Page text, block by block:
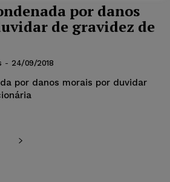
por danos
de gravidez de
- 24/09/2018
por danos morais por duvidar